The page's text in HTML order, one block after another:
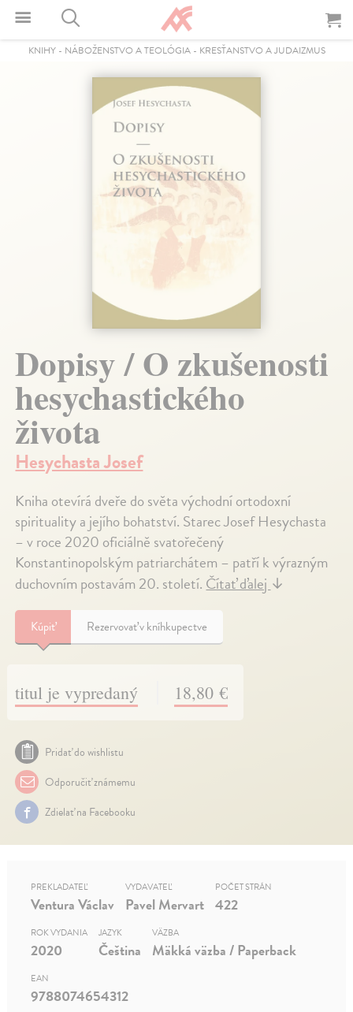
KNIHY- NÁBOŽENSTVO A TEOLÓGIA- KRESŤANSTVO A JUDAIZMUS
Dopisy / O zkušenosti
hesychastického
života
Hesychasta Josef
Kniha otevírá dveře do světa východní ortodoxní
spirituality a jejího bohatství. Starec Josef Hesychasta
– v roce 2020 oficiálně svatořečený
Konstantinopolským patriarchátem – patří k výrazným
duchovním postavám 20. století. Čítať ďalej ↓
Kúpiť Rezervovať v kníhkupectve
titul je vypredaný 18,80 €
Pridať do wishlistu
Odporučiť známemu
Zdielať na Facebooku
PREKLADATEĽ
Ventura Václav
VYDAVATEĽ
Pavel Mervart
POČET STRÁN
422
ROK VYDANIA
2020
JAZYK
Čeština
VÄZBA
Mäkká väzba / Paperback
EAN
9788074654312